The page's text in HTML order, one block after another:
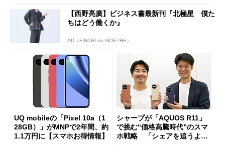
【西野亮廣】ビジネス書最新刊『北極星 僕た
ちはどう働くか』
AD（FINCHI on GOETHE）
UQ mobileの「Pixel 10a（1
28GB）」がMNPで2年間、約
1.1万円に【スマホお得情報】
シャープが「AQUOS R11」
で挑む“価格高騰時代”のスマ
ホ戦略 「シェアを追うより